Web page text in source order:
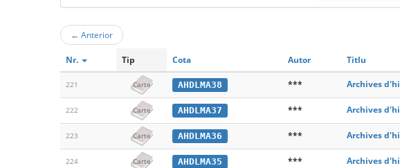
← Anterior
Nr. Tip Cota Autor Titlu
221 Carte AHDLMA38 *** Archives
222 Carte AHDLMA37 *** Archives
223 Carte AHDLMA36 *** Archives
224 Carte AHDLMA35 *** Archives